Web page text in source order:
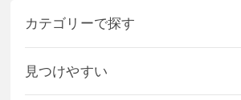
カテゴリーで探す
見つけやすい